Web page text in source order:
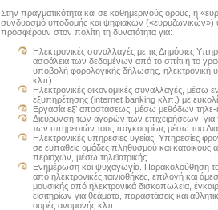
Στην πραγματικότητα και σε καθημερινούς όρους, η
συνδυασμό υποδομής και ψηφιακών
προσφέρουν στον πολίτη τη δυνατότητα για:
Ηλεκτρονικές συναλλαγές με τις Δημόσιες
ασφάλεια των δεδομένων από το σπίτι ή το
υποβολή φορολογικής δήλωσης, ηλεκτρονική
κλπ).
Ηλεκτρονικές οικονομικές συναλλαγές, μέσω
εξυπηρέτησης (internet banking κλπ.) με
Εργασία εξ’ αποστάσεως, μέσω μεθόδων τηλε-
Διεύρυνση των αγορών των επιχειρήσεων, για
των υπηρεσιών τους παγκοσμίως μέσω του
Ηλεκτρονικές υπηρεσίες υγείας. Υπηρεσίες
σε ευπαθείς ομάδες πληθυσμού και
περιοχών, μέσω τηλεϊατρικής.
Ενημέρωση και ψυχαγωγία. Παρακολούθηση
από ηλεκτρονικές ταινιοθήκες, επιλογή και
μουσικής από ηλεκτρονικά δισκοπωλεία,
εισιτηρίων για θεάματα, παραστάσεις και
ουρές αναμονής κλπ.